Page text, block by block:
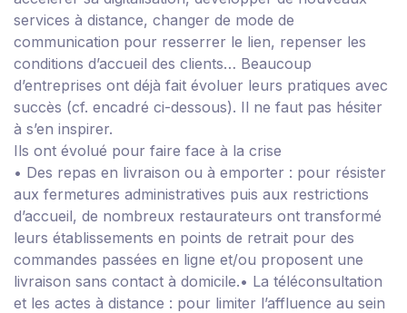
services à distance, changer de mode de
communication pour resserrer le lien, repenser les
conditions d’accueil des clients… Beaucoup
d’entreprises ont déjà fait évoluer leurs pratiques avec
succès (cf. encadré ci-dessous). Il ne faut pas hésiter
à s’en inspirer.
Ils ont évolué pour faire face à la crise
• Des repas en livraison ou à emporter : pour résister
aux fermetures administratives puis aux restrictions
d’accueil, de nombreux restaurateurs ont transformé
leurs établissements en points de retrait pour des
commandes passées en ligne et/ou proposent une
livraison sans contact à domicile.• La téléconsultation
et les actes à distance : pour limiter l’affluence au sein